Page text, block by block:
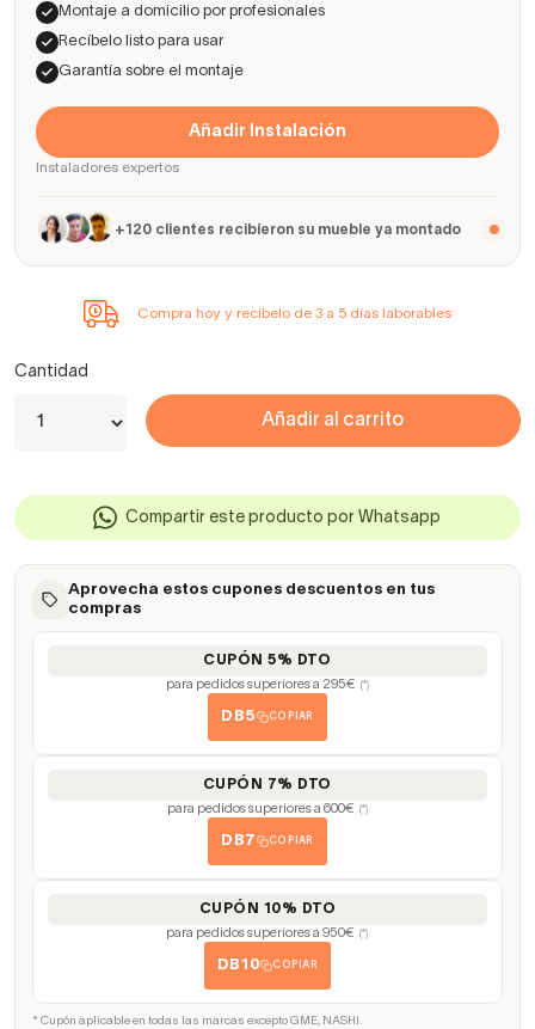
Montaje a domicilio por profesionales
Recíbelo listo para usar
Garantía sobre el montaje
Añadir Instalación
Instaladores expertos
+120 clientes recibieron su mueble ya montado
Compra hoy y recíbelo de 3 a 5 días laborables
Cantidad
Añadir al carrito
Compartir este producto por Whatsapp
Aprovecha estos cupones descuentos en tus
compras
CUPÓN 5% DTO
para pedidos superiores a 295€ (*)
DB5 COPIAR
CUPÓN 7% DTO
para pedidos superiores a 600€ (*)
DB7 COPIAR
CUPÓN 10% DTO
para pedidos superiores a 950€ (*)
DB10 COPIAR
* Cupón aplicable en todas las marcas excepto GME, NASHI.